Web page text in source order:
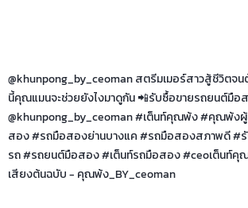
@khunpong_by_ceomanสตรีมเมอร์สาวสู้ชีวิตจน
นี้คุณแมนจะช่วยยังไงมาดูกัน 📲รับซื้อขายรถยนต์มือ
@khunpong_by_ceoman#เต็นท์คุณพ้ง#คุณพ้งผู้
สอง#รถมือสองย่านบางแค#รถมือสองสภาพดี#
รถ#รถยนต์มือสอง#เต็นท์รถมือสอง#ceoเต็นท์คุ
เสียงต้นฉบับ - คุณพ้ง_BY_ceoman